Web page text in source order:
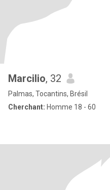
Marcilio, 32
Palmas, Tocantins, Brésil
Cherchant: Homme 18 - 60